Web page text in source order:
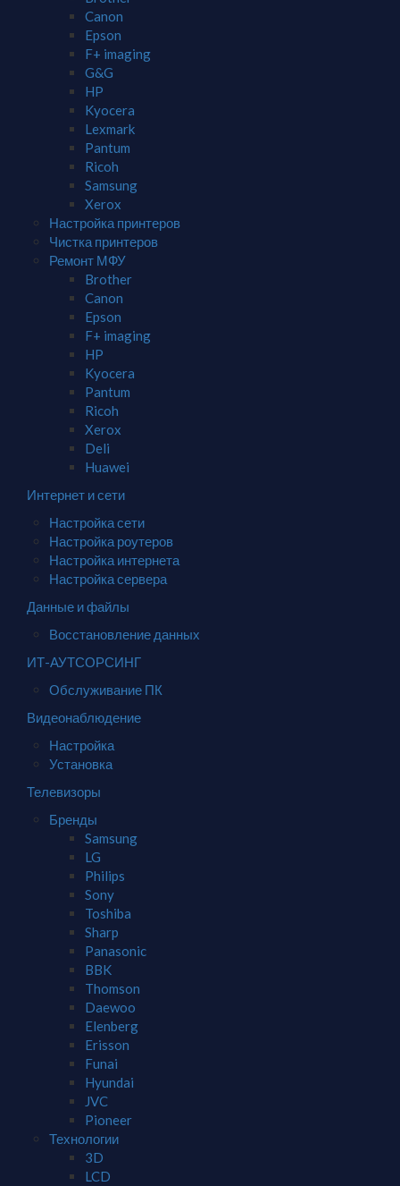
Canon
Epson
F+ imaging
G&G
HP
Kyocera
Lexmark
Pantum
Ricoh
Samsung
Xerox
Настройка принтеров
Чистка принтеров
Ремонт МФУ
Brother
Canon
Epson
F+ imaging
HP
Kyocera
Pantum
Ricoh
Xerox
Deli
Huawei
Интернет и сети
Настройка сети
Настройка роутеров
Настройка интернета
Настройка сервера
Данные и файлы
Восстановление данных
ИТ-АУТСОРСИНГ
Обслуживание ПК
Видеонаблюдение
Настройка
Установка
Телевизоры
Бренды
Samsung
LG
Philips
Sony
Toshiba
Sharp
Panasonic
BBK
Thomson
Daewoo
Elenberg
Erisson
Funai
Hyundai
JVC
Pioneer
Технологии
3D
LCD